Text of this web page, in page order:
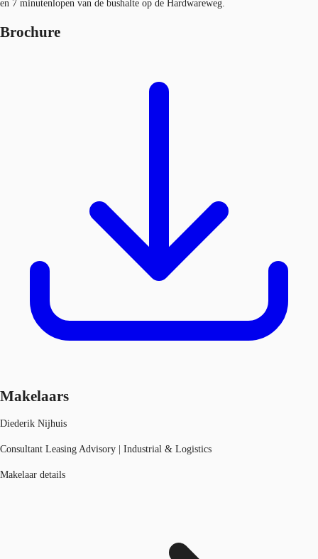
en 7 minutenlopen van de bushalte op de Hardwareweg.
Brochure
Makelaars
Diederik Nijhuis
Consultant Leasing Advisory | Industrial & Logistics
Makelaar details